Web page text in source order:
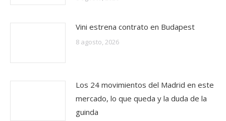
Vini estrena contrato en Budapest
8 agosto, 2026
Los 24 movimientos del Madrid en este
mercado, lo que queda y la duda de la
guinda